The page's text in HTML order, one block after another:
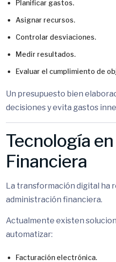
Planificar gastos.
Asignar recursos.
Controlar desviaciones.
Medir resultados.
Evaluar el cumplimiento de
Un presupuesto bien
decisiones y evita gastos
Tecnología
Financiera
La transformación digital ha
administración financiera.
Actualmente existen
automatizar:
Facturación electrónica.